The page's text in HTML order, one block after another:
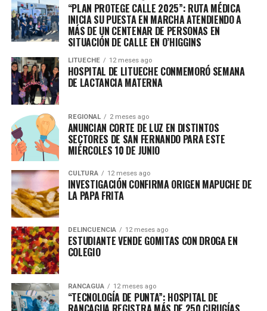
“PLAN PROTEGE CALLE 2025”: RUTA MÉDICA
INICIA SU PUESTA EN MARCHA ATENDIENDO A
MÁS DE UN CENTENAR DE PERSONAS EN
SITUACIÓN DE CALLE EN O’HIGGINS
LITUECHE 12 meses ago
HOSPITAL DE LITUECHE CONMEMORÓ SEMANA
DE LACTANCIA MATERNA
REGIONAL 2 meses ago
ANUNCIAN CORTE DE LUZ EN DISTINTOS
SECTORES DE SAN FERNANDO PARA ESTE
MIÉRCOLES 10 DE JUNIO
CULTURA 12 meses ago
INVESTIGACIÓN CONFIRMA ORIGEN MAPUCHE DE
LA PAPA FRITA
DELINCUENCIA 12 meses ago
ESTUDIANTE VENDE GOMITAS CON DROGA EN
COLEGIO
RANCAGUA 12 meses ago
“TECNOLOGÍA DE PUNTA”: HOSPITAL DE